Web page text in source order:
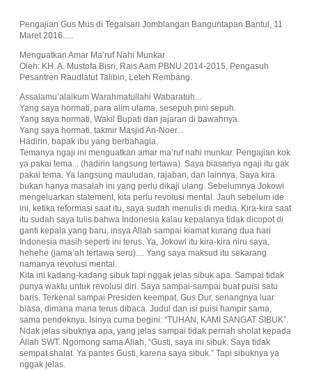
Pengajian Gus Mus di Tegalsari Jomblangan Banguntapan Bantul, 11
Maret 2016.....
Menguatkan Amar Ma’ruf Nahi Munkar
Oleh: KH. A. Mustofa Bisri, Rais Aam PBNU 2014-2015, Pengasuh
Pesantren Raudlatut Talibin, Leteh Rembang.
Assalamu’alaikum Warahmatullahi Wabaratuh...
Yang saya hormati, para alim ulama, sesepuh pini sepuh.
Yang saya hormati, Wakil Bupati dan jajaran di bawahnya.
Yang saya hormati, takmir Masjid An-Noer...
Hadirin, bapak ibu yang berbahagia.
Temanya ngaji ini menguatkan amar ma’ruf nahi munkar. Pengajian kok
ya pakai tema... (hadirin langsung tertawa). Saya biasanya ngaji itu gak
pakai tema. Ya langsung mauludan, rajaban, dan lainnya. Saya kira
bukan hanya masalah ini yang perlu dikaji ulang. Sebelumnya Jokowi
mengeluarkan statement, kita perlu revolusi mental. Jauh sebelum ide
ini, ketika reformasi saat itu, saya sudah menulis di media. Kira-kira saat
itu sudah saya tulis bahwa Indonesia kalau kepalanya tidak dicopot di
ganti kepala yang baru, insya Allah sampai kiamat kurang dua hari
Indonesia masih seperti ini terus. Ya, Jokowi itu kira-kira niru saya,
hehehe (jama’ah tertawa seru).... Yang saya maksud itu sekarang
namanya revolusi mental.
Kita ini kadang-kadang sibuk tapi nggak jelas sibuk apa. Sampai tidak
punya waktu untuk revolusi diri. Saya sampai-sampai buat puisi satu
baris. Terkenal sampai Presiden keempat, Gus Dur, senangnya luar
biasa, dimana mana terus dibaca. Judul dan isi puisi hampir sama,
sama pendeknya. Isinya cuma begini: “TUHAN, KAMI SANGAT SIBUK”.
Ndak jelas sibuknya apa, yang jelas sampai tidak pernah sholat kepada
Allah SWT. Ngomong sama Allah, “Gusti, saya ini sibuk. Saya tidak
sempat shalat. Ya pantes Gusti, karena saya sibuk.” Tapi sibuknya ya
nggak jelas.